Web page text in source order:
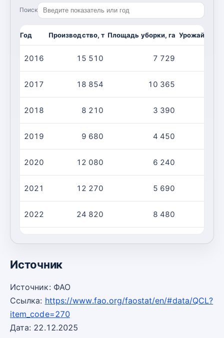
Поиск
Год Производство, т Площадь уборки, га
2016 15 510 7 729
2017 18 854 10 365
2018 8 210 3 390
2019 9 680 4 450
2020 12 080 6 240
2021 12 270 5 690
2022 24 820 8 480
Источник
Источник: ФАО
Ссылка: https://www.fao.org/faostat/en/#data/QCL?
item_code=270
Дата: 22.12.2025